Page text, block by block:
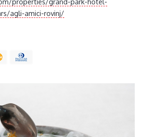
agli-amici-rovinj/